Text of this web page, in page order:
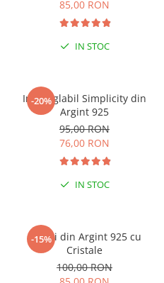
85,00 RON
IN STOC
-20%
Inel reglabil Simplicity din
Argint 925
95,00 RON
76,00 RON
IN STOC
-15%
Cercei din Argint 925 cu
Cristale
100,00 RON